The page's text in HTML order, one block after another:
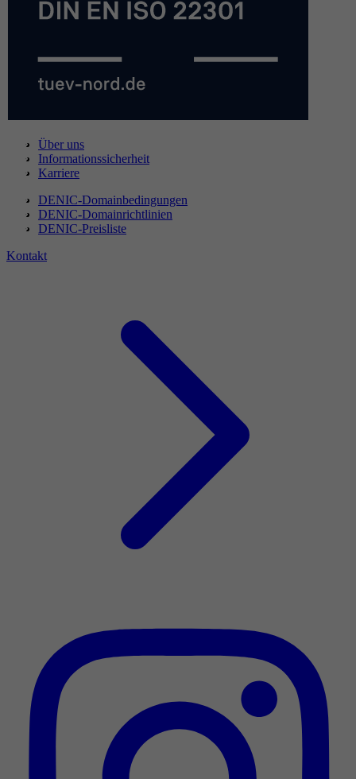
Über uns
Informationssicherheit
Karriere
DENIC-Domainbedingungen
DENIC-Domainrichtlinien
DENIC-Preisliste
Kontakt